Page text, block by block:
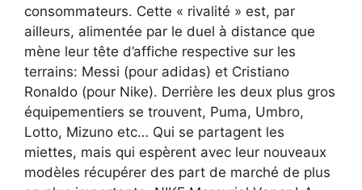
consommateurs. Cette « rivalité » est, par
ailleurs, alimentée par le duel à distance que
mène leur tête d’affiche respective sur les
terrains: Messi (pour adidas) et Cristiano
Ronaldo (pour Nike). Derrière les deux plus gros
équipementiers se trouvent, Puma, Umbro,
Lotto, Mizuno etc… Qui se partagent les
miettes, mais qui espèrent avec leur nouveaux
modèles récupérer des part de marché de plus